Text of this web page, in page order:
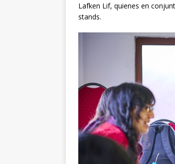
Lafken Lif, quienes en
stands.